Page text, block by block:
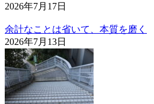
2026年7月17日
余計なことは省いて、本質を磨く
2026年7月13日